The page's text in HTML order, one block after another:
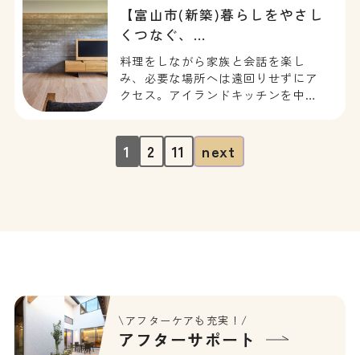
る住まいです。
【富山市(新築)暮らしをやさし
くつなぐ、…
料理をしながら家族と会話を楽し
み、必要な場所へは遠回りせずにア
クセス。アイランドキッチンを中心
動線が、毎日の暮らしにゆとりを生
み出します。忙しい日常でも、家族
1 2 11 next
\アフターケアも充実！/
アフターサポート